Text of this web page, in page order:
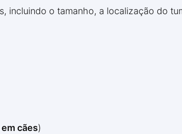
incluindo o tamanho, a localização do
cães)